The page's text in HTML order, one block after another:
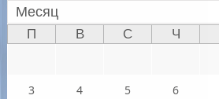
Месяц
П В С Ч
3 4 5 6